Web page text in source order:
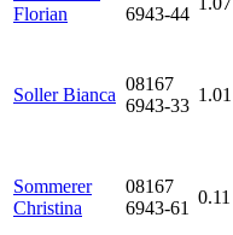
Florian
6943-44
Soller Bianca
08167
6943-33
1.01
Sommerer
Christina
08167
6943-61
0.11